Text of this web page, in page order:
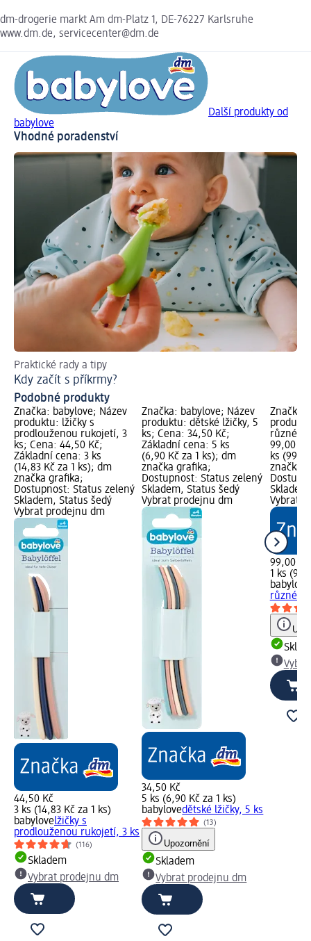
dm-drogerie markt Am dm-Platz 1, DE-76227 Karlsruhe
www.dm.de, servicecenter@dm.de
Další produkty od
babylove
Vhodné poradenství
Praktické rady a tipy
Kdy začít s příkrmy?
Podobné produkty
Značka: babylove; Název
produktu: lžičky s
prodlouženou rukojetí, 3
ks; Cena: 44,50 Kč;
Základní cena: 3 ks
(14,83 Kč za 1 ks); dm
značka grafika;
Dostupnost: Status zelený
Skladem, Status šedý
Vybrat prodejnu dm
44,50 Kč
3 ks (14,83 Kč za 1 ks)
babylovelžičky s
prodlouženou rukojetí, 3 ks
(116)
Skladem
Vybrat prodejnu dm
Značka: babylove; Název
produktu: dětské lžičky, 5
ks; Cena: 34,50 Kč;
Základní cena: 5 ks
(6,90 Kč za 1 ks); dm
značka grafika;
Dostupnost: Status zelený
Skladem, Status šedý
Vybrat prodejnu dm
34,50 Kč
5 ks (6,90 Kč za 1 ks)
babylovedětské lžičky, 5 ks
(13)
Upozornění
Skladem
Vybrat prodejnu dm
Značka:
různé
99,00
ks
značka
Vybrat
99,00 Kč
1 ks
babylove
různé